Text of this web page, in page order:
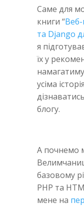
Саме для
книги “
та Django
я
їх у
усіма
блогу.
А почнемо
базовому
PHP та
мене на